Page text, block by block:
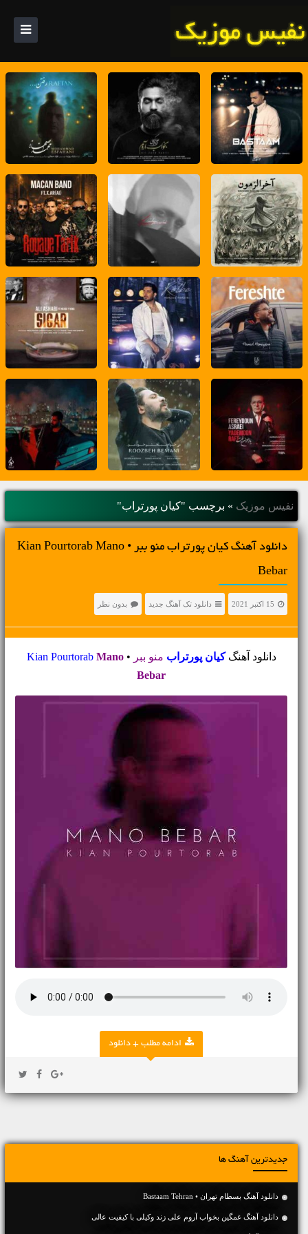
نفیس موزیک » برچسب "کیان پورتراب"
دانلود آهنگ کیان پورتراب منو ببر • Kian Pourtorab Mano
Bebar
15 اکتبر 2021 دانلود تک آهنگ جدید بدون نظر
دانلود آهنگ کیان پورتراب منو ببر •
Kian Pourtorab Mano
Bebar
ادامه مطلب + دانلود
جدیدترین آهنگ ها
دانلود آهنگ بسطام تهران • Bastaam Tehran
دانلود آهنگ غمگین بخواب آروم علی زند وکیلی با کیفیت عالی